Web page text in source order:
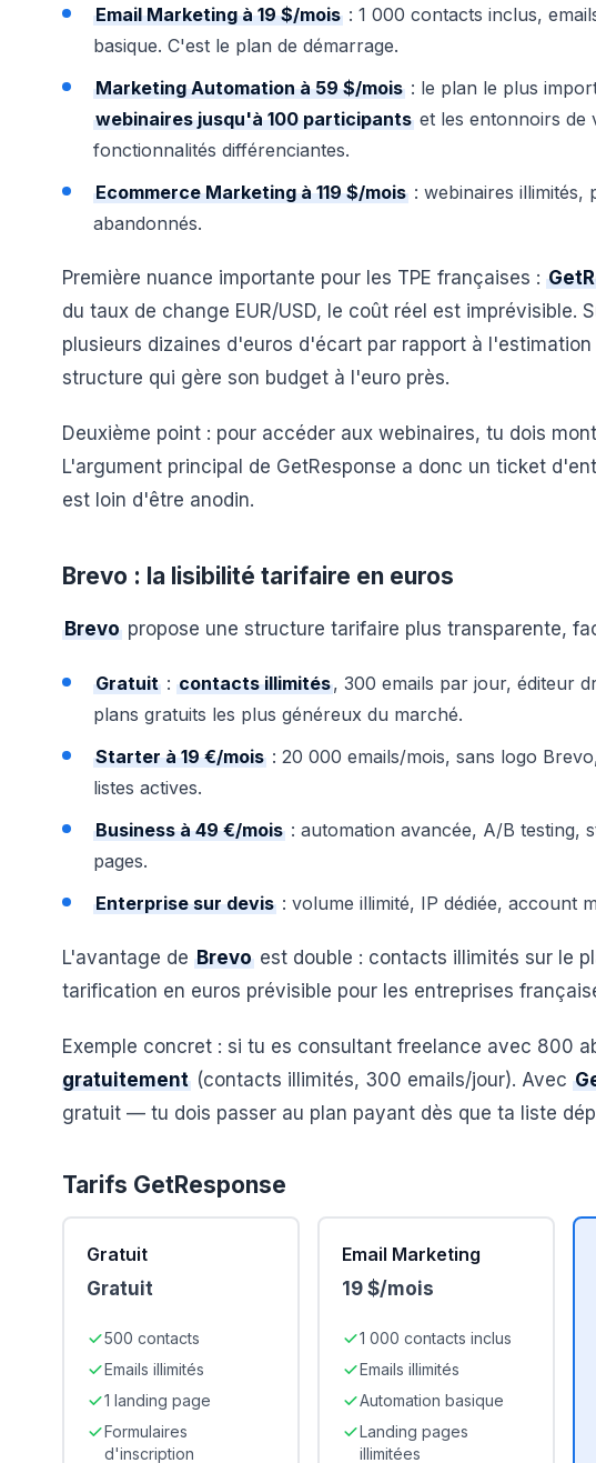
Email Marketing à 19 $/mois : 1 000 contacts inclus,
basique. C'est le plan de démarrage.
Marketing Automation à 59 $/mois : le plan le plus
webinaires jusqu'à 100 participants et les entonnoirs de
fonctionnalités différenciantes.
Ecommerce Marketing à 119 $/mois : webinaires illimités,
abandonnés.
Première nuance importante pour les TPE françaises :
du taux de change EUR/USD, le coût réel est
plusieurs dizaines d'euros d'écart par rapport à
structure qui gère son budget à l'euro près.
Deuxième point : pour accéder aux webinaires, tu dois
L'argument principal de GetResponse a donc un ticket
est loin d'être anodin.
Brevo : la lisibilité tarifaire en euros
Brevo propose une structure tarifaire plus transparente,
Gratuit : contacts illimités, 300 emails par jour, éditeur
plans gratuits les plus généreux du marché.
Starter à 19 €/mois : 20 000 emails/mois, sans logo
listes actives.
Business à 49 €/mois : automation avancée, A/B testing,
pages.
Enterprise sur devis : volume illimité, IP dédiée, account
L'avantage de Brevo est double : contacts illimités sur le
tarification en euros prévisible pour les entreprises
Exemple concret : si tu es consultant freelance avec 800
gratuitement (contacts illimités, 300 emails/jour). Avec
gratuit — tu dois passer au plan payant dès que ta liste
Tarifs GetResponse
Gratuit
Gratuit
500 contacts
Emails illimités
1 landing page
Formulaires
d'inscription
Email Marketing
19 $/mois
1 000 contacts inclus
Emails illimités
Automation basique
Landing pages
illimitées